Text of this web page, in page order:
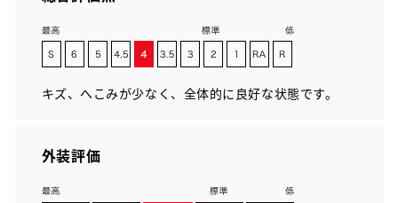
キズ、へこみが少なく、全体的に良好な状態です。
外装評価